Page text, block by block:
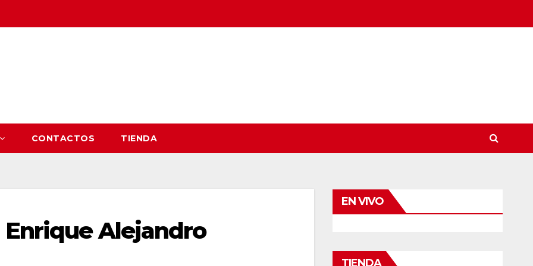
CONTACTOS TIENDA
Alejandro
EN VIVO
TIENDA